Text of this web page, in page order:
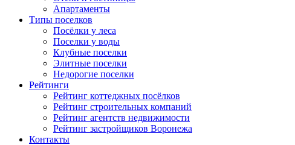
Апартаменты
Типы поселков
Посёлки у леса
Поселки у воды
Клубные поселки
Элитные поселки
Недорогие поселки
Рейтинги
Рейтинг коттеджных посёлков
Рейтинг строительных компаний
Рейтинг агентств недвижимости
Рейтинг застройщиков Воронежа
Контакты